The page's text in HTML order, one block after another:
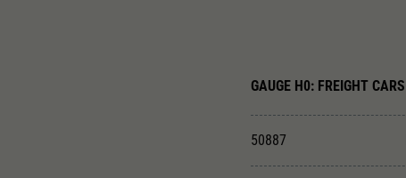
GAUGE H0: FREIGHT CARS
50887